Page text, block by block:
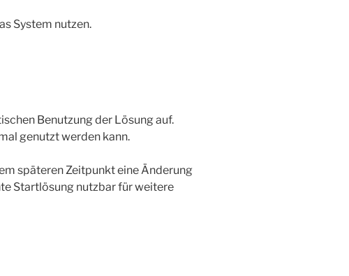
System nutzen.
Benutzung der Lösung auf.
genutzt werden kann.
späteren Zeitpunkt eine Änderung
Startlösung nutzbar für weitere